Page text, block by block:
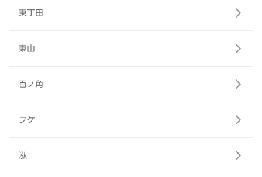
東丁田
東山
百ノ角
フケ
泓